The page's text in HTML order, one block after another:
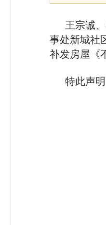
王宗诚
事处新城社
补发房屋《
特此声明